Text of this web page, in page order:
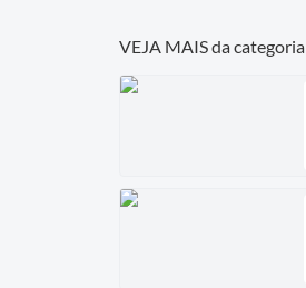
VEJA MAIS da categoria